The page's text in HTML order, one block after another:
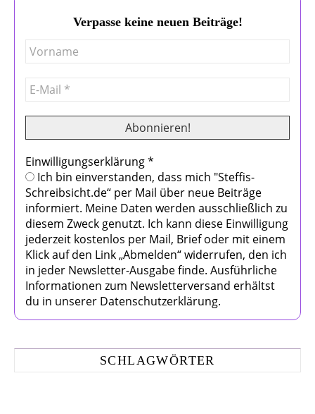
Verpasse keine neuen Beiträge!
Einwilligungserklärung*
Ich bin einverstanden, dass mich "Steffis-
Schreibsicht.de“ per Mail über neue Beiträge
informiert. Meine Daten werden ausschließlich zu
diesem Zweck genutzt. Ich kann diese Einwilligung
jederzeit kostenlos per Mail, Brief oder mit einem
Klick auf den Link „Abmelden“ widerrufen, den ich
in jeder Newsletter-Ausgabe finde. Ausführliche
Informationen zum Newsletterversand erhältst
du in unserer Datenschutzerklärung.
SCHLAGWÖRTER